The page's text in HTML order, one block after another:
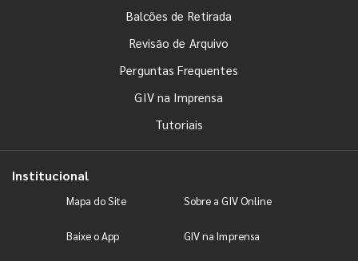
Balcões de Retirada
Revisão de Arquivo
Perguntas Frequentes
GIV na Imprensa
Tutoriais
Institucional
Mapa do Site Sobre a GIV Online
Baixe o App GIV na Imprensa